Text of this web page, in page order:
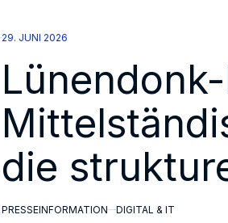
Research
Podcast &
29. JUNI 2026
die
PRESSEINFORMATION DIGITAL & IT